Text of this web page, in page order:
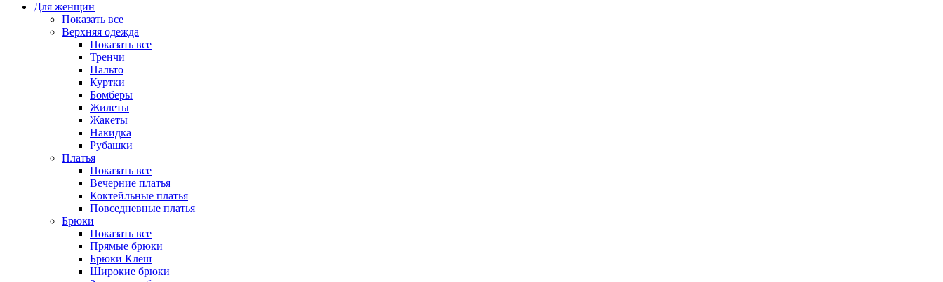
Для женщин
Показать все
Верхняя одежда
Показать все
Тренчи
Пальто
Куртки
Бомберы
Жилеты
Жакеты
Накидка
Рубашки
Платья
Показать все
Вечерние платья
Коктейльные платья
Повседневные платья
Брюки
Показать все
Прямые брюки
Брюки Клеш
Широкие брюки